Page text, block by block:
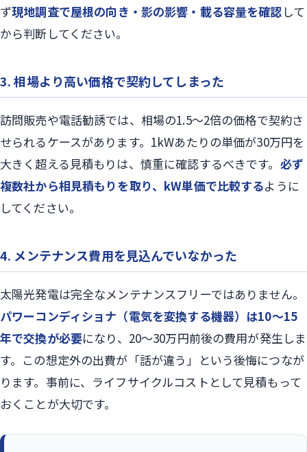
ず現地調査で屋根の向き・影の影響・載る容量を確認 して
から判断してください。
3. 相場より高い価格で契約してしまった
訪問販売や電話勧誘では、相場の1.5〜2倍の価格で契約さ
せられるケースがあります。1kWあたりの単価が30万円を
大きく超える見積もりは、慎重に確認するべきです。 必ず
複数社から相見積もりを取り、kW単価で比較するように
してください。
4. メンテナンス費用を見込んでいなかった
太陽光発電は完全なメンテナンスフリーではありません。
パワーコンディショナ（電気を変換する機器）は10〜15
年で交換が必要になり、20〜30万円前後の費用が発生しま
す。この想定外の出費が「話が違う」という後悔につなが
ります。事前に、ライフサイクルコストとして見積もって
おくことが大切です。